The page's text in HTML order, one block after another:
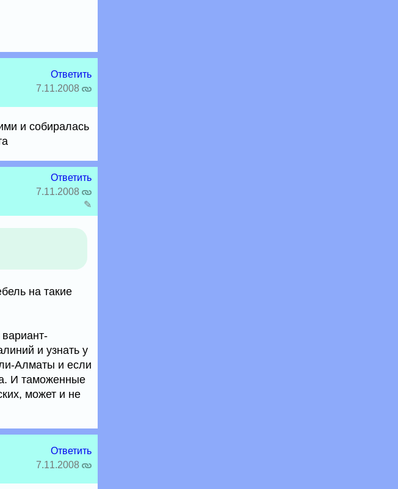
Ответить
7.11.2008
и собиралась
Ответить
7.11.2008
✎
на такие
и узнать у
Алматы и если
И таможенные
может и не
Ответить
7.11.2008